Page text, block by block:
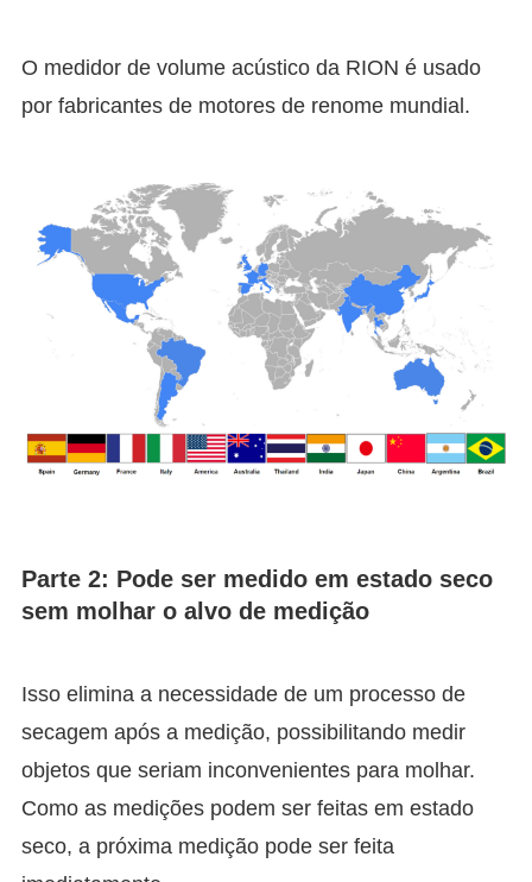
O medidor de volume acústico da RION é usado
por fabricantes de motores de renome mundial.
Parte 2: Pode ser medido em estado seco
sem molhar o alvo de medição
Isso elimina a necessidade de um processo de
secagem após a medição, possibilitando medir
objetos que seriam inconvenientes para molhar.
Como as medições podem ser feitas em estado
seco, a próxima medição pode ser feita